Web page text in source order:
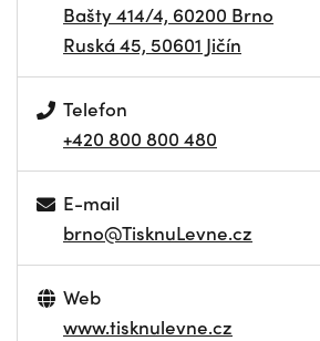
Bašty 414/4, 60200 Brno
Ruská 45, 50601 Jičín
Telefon
+420 800 800 480
E-mail
brno@TisknuLevne.cz
Web
www.tisknulevne.cz